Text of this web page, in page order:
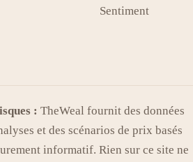
Sentiment
: TheWeal fournit des données
et des scénarios de prix basés
informatif. Rien sur ce site ne